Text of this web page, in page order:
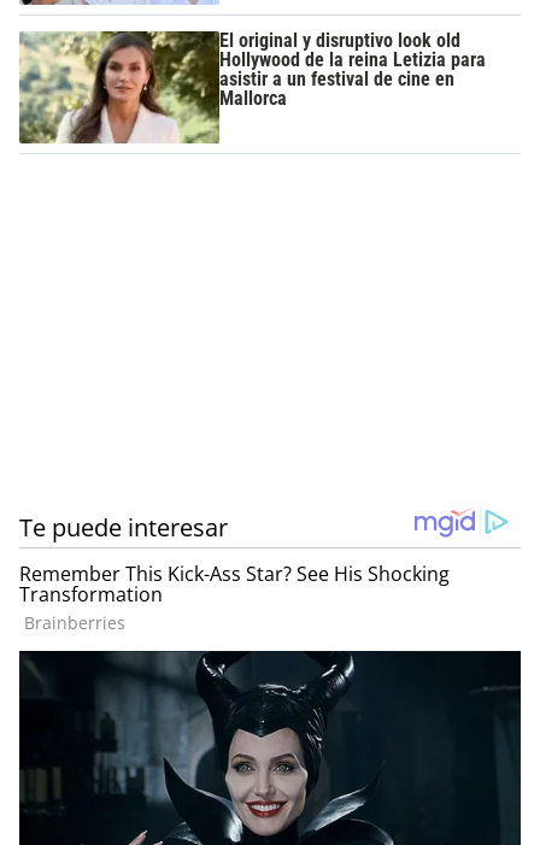
El original y disruptivo look old
Hollywood de la reina Letizia para
asistir a un festival de cine en
Mallorca